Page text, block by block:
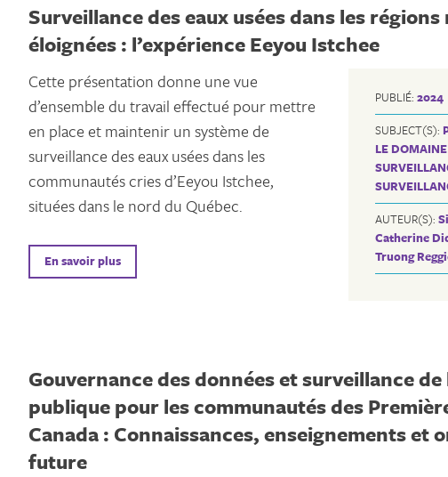
Surveillance des eaux usées dans les
éloignées : l’expérience Eeyou Istchee
PUBLIÉ: 2024
SUBJECT(S):
LE
AUTEUR(S):
Catherine
Truong
Cette présentation donne une vue
d’ensemble du travail effectué pour mettre
en place et maintenir un système de
surveillance des eaux usées dans les
communautés cries d’Eeyou Istchee,
situées dans le nord du Québec.
En savoir plus
Gouvernance des données et surveillance de
publique pour les communautés des
Canada : Connaissances, enseignements et
future